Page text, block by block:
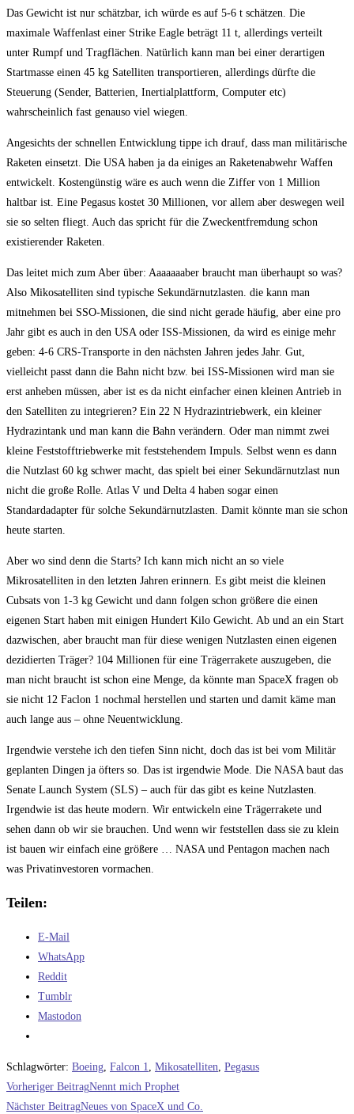
Das Gewicht ist nur schätzbar, ich würde es auf 5-6 t schätzen. Die
maximale Waffenlast einer Strike Eagle beträgt 11 t, allerdings verteilt
unter Rumpf und Tragflächen. Natürlich kann man bei einer derartigen
Startmasse einen 45 kg Satelliten transportieren, allerdings dürfte die
Steuerung (Sender, Batterien, Inertialplattform, Computer etc)
wahrscheinlich fast genauso viel wiegen.
Angesichts der schnellen Entwicklung tippe ich drauf, dass man militärische
Raketen einsetzt. Die USA haben ja da einiges an Raketenabwehr Waffen
entwickelt. Kostengünstig wäre es auch wenn die Ziffer von 1 Million
haltbar ist. Eine Pegasus kostet 30 Millionen, vor allem aber deswegen weil
sie so selten fliegt. Auch das spricht für die Zweckentfremdung schon
existierender Raketen.
Das leitet mich zum Aber über: Aaaaaaaber braucht man überhaupt so was?
Also Mikosatelliten sind typische Sekundärnutzlasten. die kann man
mitnehmen bei SSO-Missionen, die sind nicht gerade häufig, aber eine pro
Jahr gibt es auch in den USA oder ISS-Missionen, da wird es einige mehr
geben: 4-6 CRS-Transporte in den nächsten Jahren jedes Jahr. Gut,
vielleicht passt dann die Bahn nicht bzw. bei ISS-Missionen wird man sie
erst anheben müssen, aber ist es da nicht einfacher einen kleinen Antrieb in
den Satelliten zu integrieren? Ein 22 N Hydrazintriebwerk, ein kleiner
Hydrazintank und man kann die Bahn verändern. Oder man nimmt zwei
kleine Feststofftriebwerke mit feststehendem Impuls. Selbst wenn es dann
die Nutzlast 60 kg schwer macht, das spielt bei einer Sekundärnutzlast nun
nicht die große Rolle. Atlas V und Delta 4 haben sogar einen
Standardadapter für solche Sekundärnutzlasten. Damit könnte man sie schon
heute starten.
Aber wo sind denn die Starts? Ich kann mich nicht an so viele
Mikrosatelliten in den letzten Jahren erinnern. Es gibt meist die kleinen
Cubsats von 1-3 kg Gewicht und dann folgen schon größere die einen
eigenen Start haben mit einigen Hundert Kilo Gewicht. Ab und an ein Start
dazwischen, aber braucht man für diese wenigen Nutzlasten einen eigenen
dezidierten Träger? 104 Millionen für eine Trägerrakete auszugeben, die
man nicht braucht ist schon eine Menge, da könnte man SpaceX fragen ob
sie nicht 12 Faclon 1 nochmal herstellen und starten und damit käme man
auch lange aus – ohne Neuentwicklung.
Irgendwie verstehe ich den tiefen Sinn nicht, doch das ist bei vom Militär
geplanten Dingen ja öfters so. Das ist irgendwie Mode. Die NASA baut das
Senate Launch System (SLS) – auch für das gibt es keine Nutzlasten.
Irgendwie ist das heute modern. Wir entwickeln eine Trägerrakete und
sehen dann ob wir sie brauchen. Und wenn wir feststellen dass sie zu klein
ist bauen wir einfach eine größere … NASA und Pentagon machen nach
was Privatinvestoren vormachen.
Teilen:
E-Mail
WhatsApp
Reddit
Tumblr
Mastodon
Schlagwörter: Boeing Falcon 1 Mikosatelliten Pegasus
Weitere
Artikel
Vorheriger BeitragNennt mich Prophet
Nächster BeitragNeues von SpaceX und Co.